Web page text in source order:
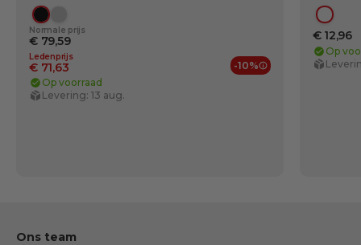
Zwart
Normale prijs
€ 79,59
Ledenprijs
€ 71,63 -10%
Ledenvoordelen
Op voorraad
Levering: 13 aug.
€ 12,96
Op
Ons team